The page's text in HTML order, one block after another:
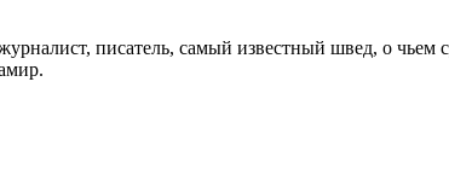
писатель, самый известный швед, о чьем